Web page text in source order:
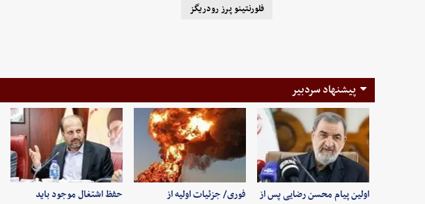
فلورنتینو پرز رودریگز
پیشنهاد سردبیر
اولین پیام محسن رضایی پس از
فوری/ جزئیات اولیه از
حفظ اشتغال موجود باید